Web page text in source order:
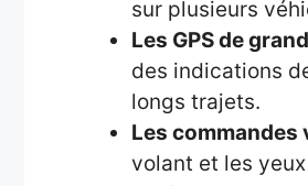
sur plusieurs
Les GPS de
des indications
longs trajets.
Les commandes
volant et les